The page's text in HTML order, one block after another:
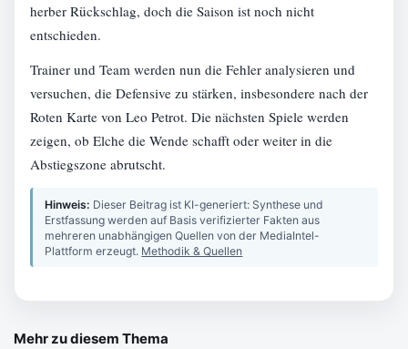
herber Rückschlag, doch die Saison ist noch nicht
entschieden.
Trainer und Team werden nun die Fehler analysieren und
versuchen, die Defensive zu stärken, insbesondere nach der
Roten Karte von Leo Petrot. Die nächsten Spiele werden
zeigen, ob Elche die Wende schafft oder weiter in die
Abstiegszone abrutscht.
Hinweis: Dieser Beitrag ist KI-generiert: Synthese und
Erstfassung werden auf Basis verifizierter Fakten aus
mehreren unabhängigen Quellen von der MediaIntel-
Plattform erzeugt. Methodik & Quellen
Mehr zu diesem Thema